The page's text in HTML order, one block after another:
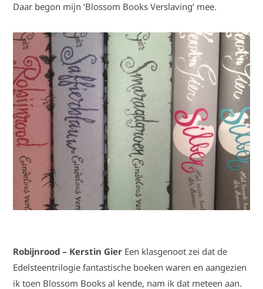
Daar begon mijn ‘Blossom Books Verslaving’ mee.
Robijnrood – Kerstin Gier Een klasgenoot zei dat de
Edelsteentrilogie fantastische boeken waren en aangezien
ik toen Blossom Books al kende, nam ik dat meteen aan.